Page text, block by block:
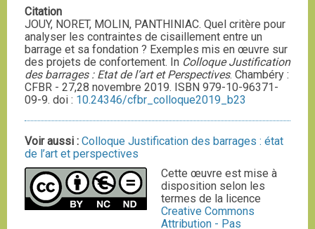
Citation
JOUY, NORET, MOLIN, PANTHINIAC. Quel critère pour
analyser les contraintes de cisaillement entre un
barrage et sa fondation ? Exemples mis en œuvre sur
des projets de confortement. In Colloque Justification
des barrages : Etat de l’art et Perspectives. Chambéry :
CFBR - 27,28 novembre 2019. ISBN 979-10-96371-
09-9. doi : 10.24346/cfbr_colloque2019_b23
Voir aussi : Colloque Justification des barrages : état
de l’art et perspectives
Cette œuvre est mise à
disposition selon les
termes de la licence
Creative Commons
Attribution - Pas